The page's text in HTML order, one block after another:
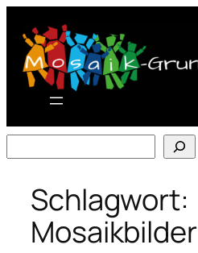
Inhalt
springen
Schlagwort:
Mosaikbilder